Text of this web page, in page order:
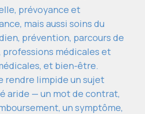
prévoyance et
mais aussi soins du
prévention, parcours de
professions médicales et
et bien-être.
rendre limpide un sujet
aride — un mot de contrat,
un symptôme,